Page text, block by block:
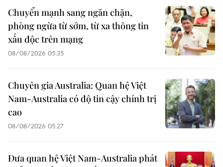
Chuyển mạnh sang ngăn chặn,
phòng ngừa từ sớm, từ xa thông tin
xấu độc trên mạng
08/08/2026 05:35
Chuyên gia Australia: Quan hệ Việt
Nam-Australia có độ tin cậy chính trị
cao
08/08/2026 05:27
Đưa quan hệ Việt Nam-Australia phát